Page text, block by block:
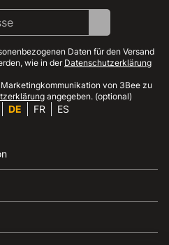
Daten für den Versand
wie in der Datenschutzerklärung
von 3Bee zu
angegeben. (optional)
DE FR ES